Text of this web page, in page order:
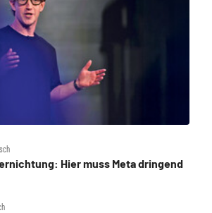
Hier muss Meta dringend